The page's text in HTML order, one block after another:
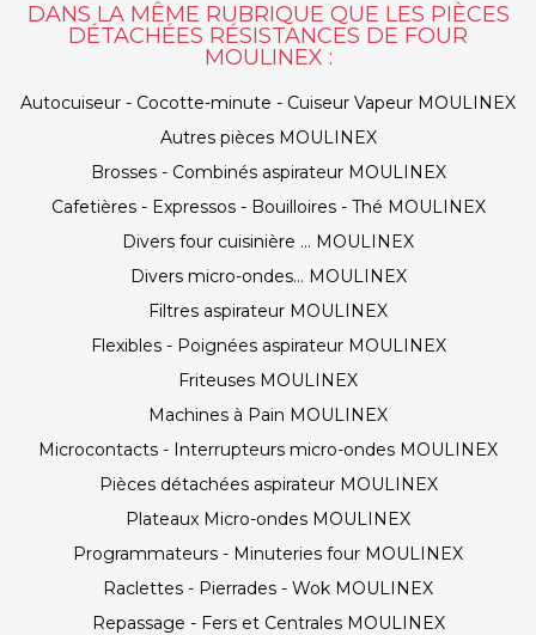
DANS LA MÊME RUBRIQUE QUE LES PIÈCES
DÉTACHÉES RÉSISTANCES DE FOUR
MOULINEX :
Autocuiseur - Cocotte-minute - Cuiseur Vapeur MOULINEX
Autres pièces MOULINEX
Brosses - Combinés aspirateur MOULINEX
Cafetières - Expressos - Bouilloires - Thé MOULINEX
Divers four cuisinière ... MOULINEX
Divers micro-ondes... MOULINEX
Filtres aspirateur MOULINEX
Flexibles - Poignées aspirateur MOULINEX
Friteuses MOULINEX
Machines à Pain MOULINEX
Microcontacts - Interrupteurs micro-ondes MOULINEX
Pièces détachées aspirateur MOULINEX
Plateaux Micro-ondes MOULINEX
Programmateurs - Minuteries four MOULINEX
Raclettes - Pierrades - Wok MOULINEX
Repassage - Fers et Centrales MOULINEX